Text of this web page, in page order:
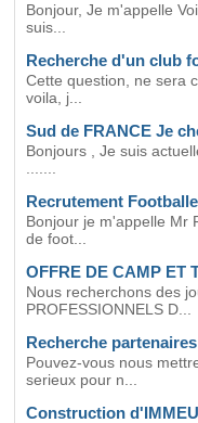
Bonjour, Je m'appelle
suis...
Recherche d'un club
Cette question, ne sera
voila, j...
Sud de FRANCE Je
Bonjours , Je suis
Recrutement
Bonjour je m'appelle Mr
de foot...
OFFRE DE CAMP ET
Nous recherchons des
PROFESSIONNELS D...
Recherche
Pouvez-vous nous
serieux pour n...
Construction